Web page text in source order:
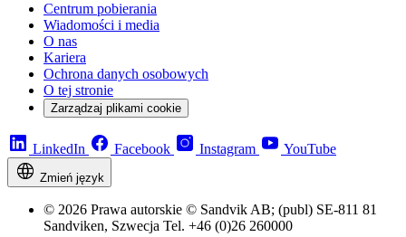
Centrum pobierania
Wiadomości i media
O nas
Kariera
Ochrona danych osobowych
O tej stronie
Zarządzaj plikami cookie
LinkedIn Facebook Instagram YouTube
Zmień język
© 2026 Prawa autorskie © Sandvik AB; (publ) SE-811 81
Sandviken, Szwecja Tel. +46 (0)26 260000